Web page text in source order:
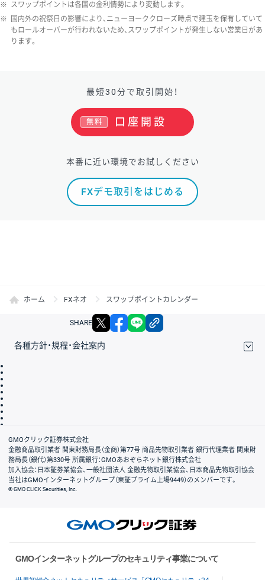
※ スワップポイントは各国の金利情勢により変動します。
※
国内外の祝祭日の影響により、ニューヨーククローズ時点で建玉を保有していて
もロールオーバーが行われないため、スワップポイントが発生しない営業日があ
ります。
最短30分で取引開始！
口座開設
無料
本番に近い環境でお試しください
FXデモ取引をはじめる
ホーム FXネオ スワップポイントカレンダー
SHARE X facebook
各種方針・規程・会社案内
会社案内
GMOクリック証券株式会社
金融商品取引業者 関東財務局長（金商）第77号 商品先物取引業者 銀行代理業者 関東財
務局長（銀代）第330号 所属銀行：GMOあおぞらネット銀行株式会社
加入協会：日本証券業協会、一般社団法人 金融先物取引業協会、日本商品先物取引協会
当社はGMOインターネットグループ（東証プライム上場9449）のメンバーです。
© GMO CLICK Securities, Inc.
GMOインターネットグループのセキュリティ事業について